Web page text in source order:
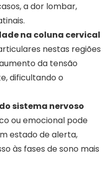
a dor lombar,
na coluna cervical
nestas regiões
da tensão
dificultando o
sistema nervoso
ou emocional pode
estado de alerta,
às fases de sono mais